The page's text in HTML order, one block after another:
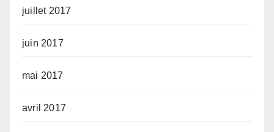
juillet 2017
juin 2017
mai 2017
avril 2017